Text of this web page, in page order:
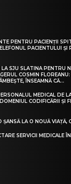
PENTRU PACIENȚII
PACIENTULUI ȘI
SJU SLATINA PENTRU
COSMIN
ÎNSEAMNĂ CĂ...
MEDICAL DE
CODIFICĂRII ȘI
ȘANSĂ LA O NOUĂ VIAȚĂ,
SERVICII MEDICALE